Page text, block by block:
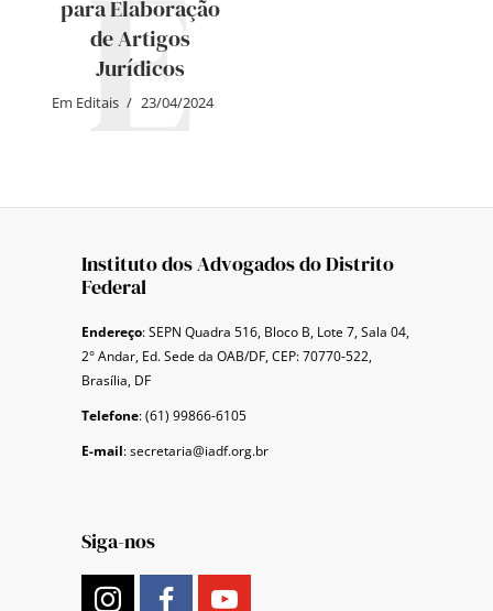
para Elaboração
de Artigos
Jurídicos
Em Editais 23/04/2024
E
Instituto dos Advogados do Distrito
Federal
Endereço: SEPN Quadra 516, Bloco B, Lote 7, Sala 04,
2° Andar, Ed. Sede da OAB/DF, CEP: 70770-522,
Brasília, DF
Telefone: (61) 99866-6105
E-mail: secretaria@iadf.org.br
Siga-nos